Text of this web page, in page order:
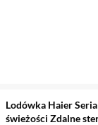
Lodówka Haier
świeżości Zdalne